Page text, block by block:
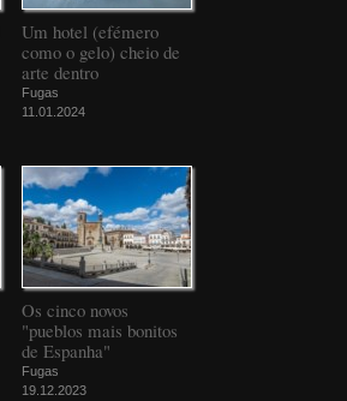
Um hotel (efémero
como o gelo) cheio de
arte dentro
Fugas
11.01.2024
Os cinco novos
"pueblos mais bonitos
de Espanha"
Fugas
19.12.2023